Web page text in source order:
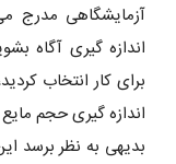
آزمایشگاهی مدرج
اندازه گیری آگاه
برای کار انتخاب
اندازه گیری حجم
بدیهی به نظر برسد